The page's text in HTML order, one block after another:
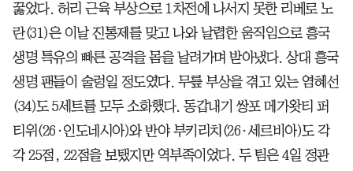
꿇었다. 허리 근육 부상으로 1차전에 나서지 못한 리베로 노
란(31)은 이날 진통제를 맞고 나와 날렵한 움직임으로 흥국
생명 특유의 빠른 공격을 몸을 날려가며 받아냈다. 상대 흥국
생명 팬들이 술렁일 정도였다. 무릎 부상을 겪고 있는 염혜선
(34)도 5세트를 모두 소화했다. 동갑내기 쌍포 메가왓티 퍼
티위(26·인도네시아)와 반야 부키리치(26·세르비아)도 각
각 25점, 22점을 보탰지만 역부족이었다. 두 팀은 4일 정관